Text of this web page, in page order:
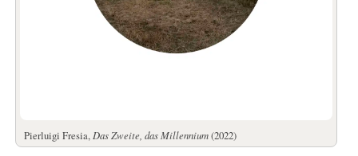
Pierluigi Fresia, Das Zweite, das Millennium(2022)